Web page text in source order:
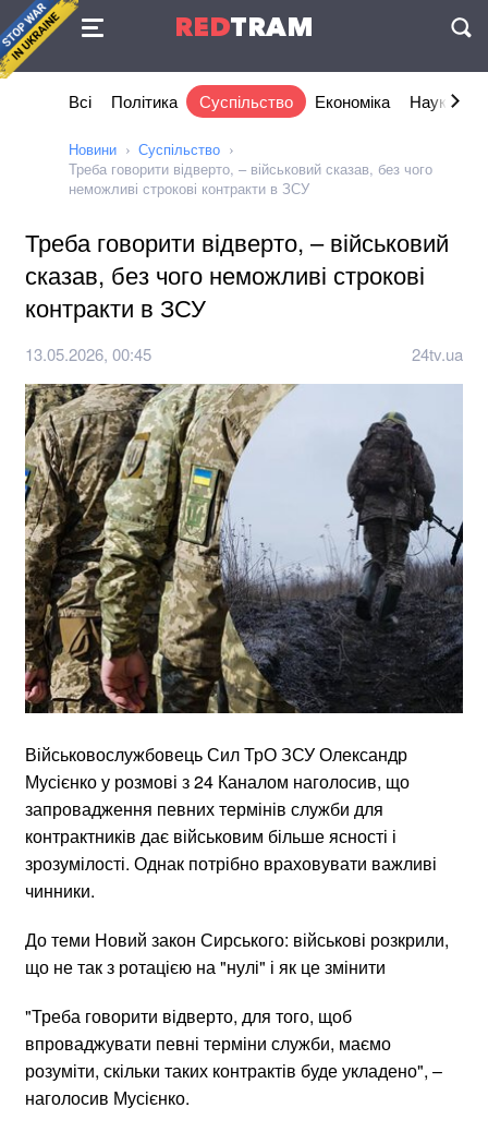
REDTRAM
Угода
Всі Політика Суспільство Економіка Наука та
Новини
Суспільство
Треба говорити відверто, – військовий сказав, без чого
неможливі строкові контракти в ЗСУ
Треба говорити відверто, – військовий
сказав, без чого неможливі строкові
контракти в ЗСУ
13.05.2026, 00:45 24tv.ua
Військовослужбовець Сил ТрО ЗСУ Олександр
Мусієнко у розмові з 24 Каналом наголосив, що
запровадження певних термінів служби для
контрактників дає військовим більше ясності і
зрозумілості. Однак потрібно враховувати важливі
чинники.
До теми Новий закон Сирського: військові розкрили,
що не так з ротацією на "нулі" і як це змінити
"Треба говорити відверто, для того, щоб
впроваджувати певні терміни служби, маємо
розуміти, скільки таких контрактів буде укладено", –
наголосив Мусієнко.